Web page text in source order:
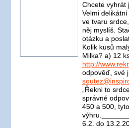
Chcete vyhrát
Velmi
ve tvaru
něj myslíš.
otázku a
Kolik kusů
Milka? a) 12
http://
odpověď, své
„Řekni to
správné
450 a 500,
6.2. do